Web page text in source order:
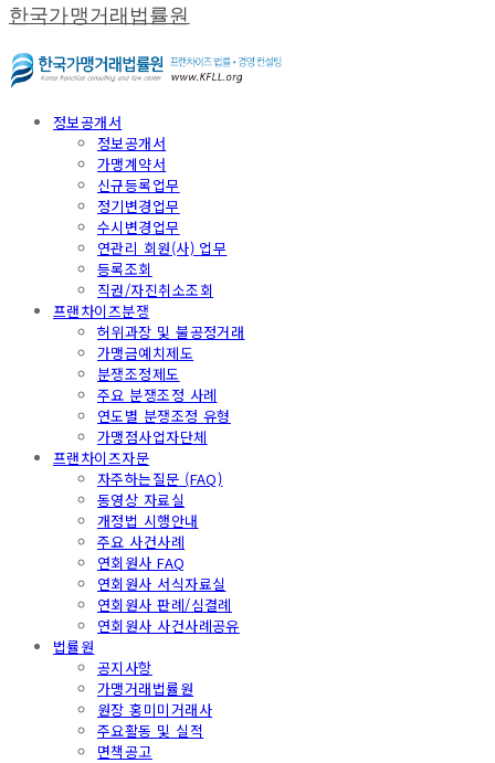
한국가맹거래법률원
정보공개서
정보공개서
가맹계약서
신규등록업무
정기변경업무
수시변경업무
연관리 회원(사) 업무
등록조회
직권/자진취소조회
프랜차이즈분쟁
허위과장 및 불공정거래
가맹금예치제도
분쟁조정제도
주요 분쟁조정 사례
연도별 분쟁조정 유형
가맹점사업자단체
프랜차이즈자문
자주하는질문 (FAQ)
동영상 자료실
개정법 시행안내
주요 사건사례
연회원사 FAQ
연회원사 서식자료실
연회원사 판례/심결례
연회원사 사건사례공유
법률원
공지사항
가맹거래법률원
원장 홍미미거래사
주요활동 및 실적
면책공고